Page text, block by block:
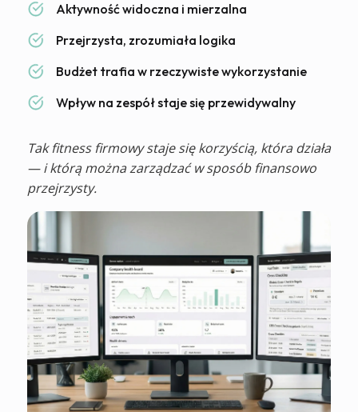
Aktywność widoczna i mierzalna
Przejrzysta, zrozumiała logika
Budżet trafia w rzeczywiste wykorzystanie
Wpływ na zespół staje się przewidywalny
Tak fitness firmowy staje się korzyścią, która działa
— i którą można zarządzać w sposób finansowo
przejrzysty.